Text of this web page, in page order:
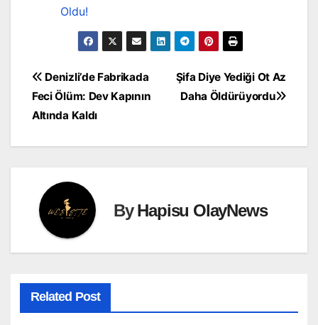
Oldu!
Yazı
gezinmesi
Şifa Diye Yediği Ot Az
Daha Öldürüyordu
Denizli’de Fabrikada
Feci Ölüm: Dev Kapının
Altında Kaldı
ByHapisu OlayNews
Related Post